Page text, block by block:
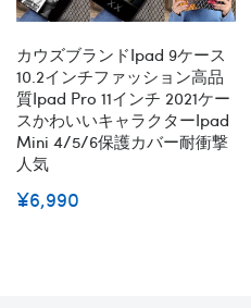
カウズブランドipad 9ケース
10.2インチファッション高品
質ipad Pro 11インチ 2021ケー
スかわいいキャラクターipad
Mini 4/5/6保護カバー耐衝撃
人気
¥6,990